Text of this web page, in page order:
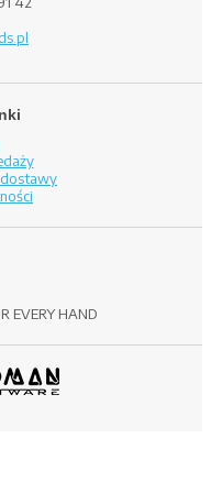
dostawy
EVERY HAND